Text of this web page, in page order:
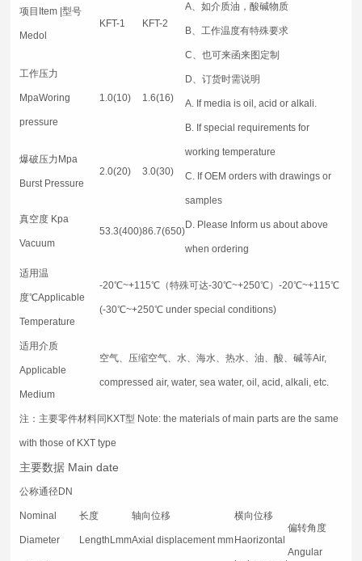
项目Item |型号
Medol
KFT-1 KFT-2
A、如介质油，酸碱物质
B、工作温度有特殊要求
C、也可来函来图定制
D、订货时需说明
A. If media is oil, acid or alkali.
B. If special requirements for
working temperature
C. If OEM orders with drawings or
samples
D. Please Inform us about above
when ordering
工作压力
MpaWoring
pressure
1.0(10) 1.6(16)
爆破压力Mpa
Burst Pressure
2.0(20) 3.0(30)
真空度 Kpa
Vacuum
53.3(400)86.7(650)
适用温
度℃Applicable
Temperature
-20℃~+115℃（特殊可达-30℃~+250℃）-20℃~+115℃
(-30℃~+250℃ under special conditions)
适用介质
Applicable
Medium
空气、压缩空气、水、海水、热水、油、酸、碱等Air,
compressed air, water, sea water, oil, acid, alkali, etc.
注： 主要零件材料同KXT型 Note: the materials of main parts are the same
with those of KXT type
主要数据 Main date
公称通径DN
Nominal
Diameter
长度
LengthLmm
轴向位移
Axial displacement mm
横向位移
Haorizontal
偏转角度
Angular